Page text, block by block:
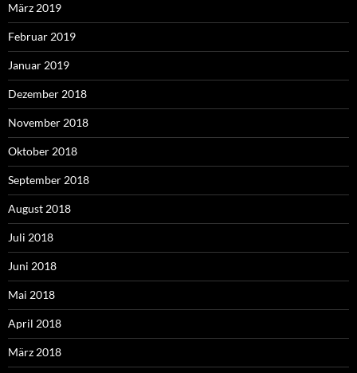
März 2019
Februar 2019
Januar 2019
Dezember 2018
November 2018
Oktober 2018
September 2018
August 2018
Juli 2018
Juni 2018
Mai 2018
April 2018
März 2018